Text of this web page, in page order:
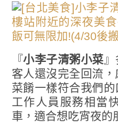
『小李子清粥小菜』
客人還沒完全回流
菜餚一樣符合我們
工作人員服務相當
車，適合想吃宵夜的